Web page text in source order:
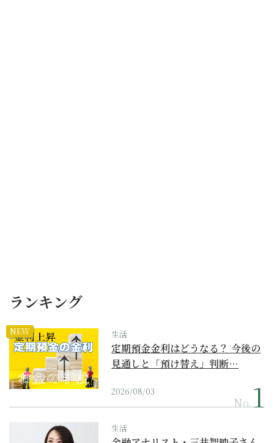
ランキング
NEW 生活
定期預金金利はどうなる？ 今後の
見通しと「預け替え」判断…
2026/08/03
No.
生活